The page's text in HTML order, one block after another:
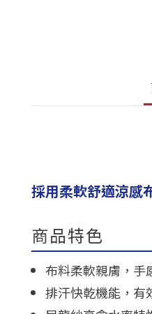
採用柔軟舒適涼感
商品特色
布料柔軟親膚，手
排汗快乾機能，有